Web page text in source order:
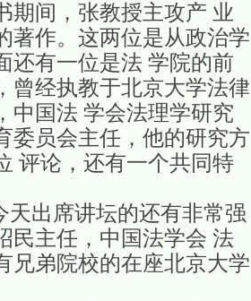
期间，张教授主攻产 业
著作。这两位是从政治学
还有一位是法 学院的前
曾经执教于北京大学法律
中国法 学会法理学研究
委员会主任，他的研究方
评论，还有一个共同特
出席讲坛的还有非常强
民主任，中国法学会 法
兄弟院校的在座北京大学